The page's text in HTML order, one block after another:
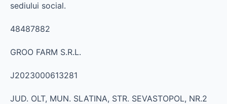
sediului social.
48487882
GROO FARM S.R.L.
J2023000613281
JUD. OLT, MUN. SLATINA, STR. SEVASTOPOL, NR.2